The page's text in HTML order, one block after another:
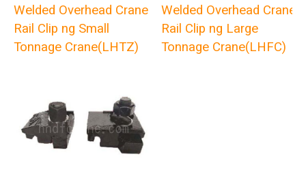
Welded Overhead Crane
Rail Clip ng Small
Tonnage Crane(LHTZ)
Welded Overhead Crane
Rail Clip ng Large
Tonnage Crane(LHFC)